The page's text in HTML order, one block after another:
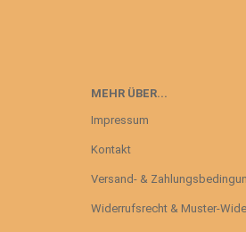
MEHR ÜBER...
Impressum
Kontakt
Versand- &
Widerrufsrecht & Muster-